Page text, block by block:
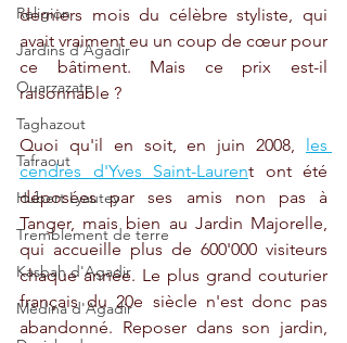
Religion
Jardins d'Agadir
Ouarzazate
Taghazout
Tafraout
Hubert Lyautey
Tremblement de terre
Kasbah d'Agadir
Médina d'Agadir
derniers mois du célèbre styliste, qui
avait vraiment eu un coup de cœur pour
ce bâtiment. Mais ce prix est-il
raisonnable ?
Quoi qu'il en soit, en juin 2008, les
cendres d'Yves Saint-Laurent ont été
déposées par ses amis non pas à
Tanger, mais bien au Jardin Majorelle,
qui accueille plus de 600'000 visiteurs
chaque année. Le plus grand couturier
français du 20e siècle n'est donc pas
abandonné. Reposer dans son jardin,